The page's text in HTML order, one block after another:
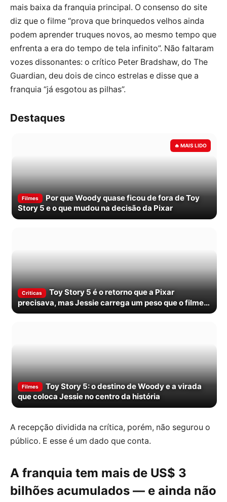
mais baixa da franquia principal. O consenso do site
diz que o filme “prova que brinquedos velhos ainda
podem aprender truques novos, ao mesmo tempo que
enfrenta a era do tempo de tela infinito”. Não faltaram
vozes dissonantes: o crítico Peter Bradshaw, do The
Guardian, deu dois de cinco estrelas e disse que a
franquia “já esgotou as pilhas”.
Destaques
Filmes
Por que Woody quase ficou de fora de Toy
Story 5 e o que mudou na decisão da Pixar
Criticas
Toy Story 5 é o retorno que a Pixar
precisava, mas Jessie carrega um peso que o filme
nem sempre divide
Filmes
Toy Story 5: o destino de Woody e a virada
que coloca Jessie no centro da história
A recepção dividida na crítica, porém, não segurou o
público. E esse é um dado que conta.
A franquia tem mais de US$ 3
bilhões acumulados — e ainda não